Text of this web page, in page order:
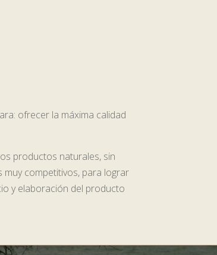
ofrecer la máxima calidad
productos naturales, sin
competitivos, para lograr
y elaboración del producto